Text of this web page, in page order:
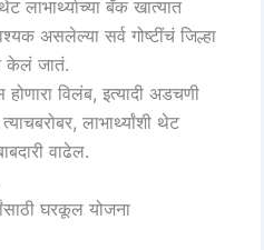
बँक खात्यात
असलेल्या सर्व गोष्टींचं जिल्हा
केलं जातं.
विलंब, इत्यादी अडचणी
लाभार्थ्यांशी थेट
वाढेल.
घरकूल योजना